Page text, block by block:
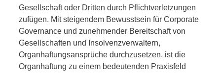
Gesellschaft oder Dritten durch Pflichtverletzungen
zufügen. Mit steigendem Bewusstsein für Corporate
Governance und zunehmender Bereitschaft von
Gesellschaften und Insolvenzverwaltern,
Organhaftungsansprüche durchzusetzen, ist die
Organhaftung zu einem bedeutenden Praxisfeld